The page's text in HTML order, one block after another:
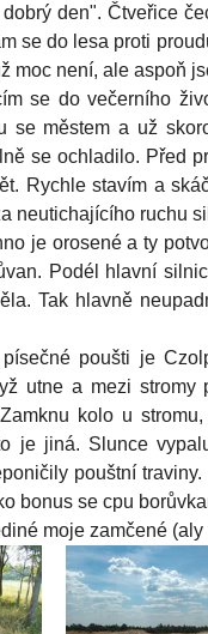
den". Čtveřice
se do lesa proti
moc není, ale aspoň
se do večerního
se městem a už
se ochladilo. Před
Rychle stavím a
neutichajícího ruchu
je orosené a ty
Podél hlavní
Tak hlavně
poušti je
utne a mezi
kolo u
je jiná. Slunce
pouštní
bonus se cpu